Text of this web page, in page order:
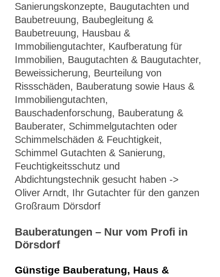
Sanierungskonzepte, Baugutachten und
Baubetreuung, Baubegleitung &
Baubetreuung, Hausbau &
Immobiliengutachter, Kaufberatung für
Immobilien, Baugutachten & Baugutachter,
Beweissicherung, Beurteilung von
Rissschäden, Bauberatung sowie Haus &
Immobiliengutachten,
Bauschadenforschung, Bauberatung &
Bauberater, Schimmelgutachten oder
Schimmelschäden & Feuchtigkeit,
Schimmel Gutachten & Sanierung,
Feuchtigkeitsschutz und
Abdichtungstechnik gesucht haben ->
Oliver Arndt, Ihr Gutachter für den ganzen
Großraum Dörsdorf
Bauberatungen – Nur vom Profi in
Dörsdorf
Günstige Bauberatung, Haus &